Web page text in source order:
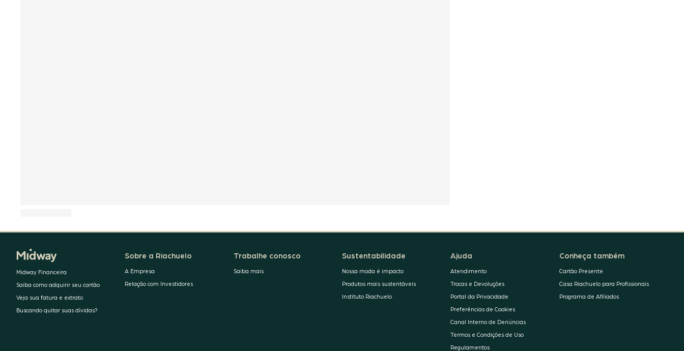
Midway Financeira
Saiba como adquirir seu cartão
Veja sua fatura e extrato
Buscando quitar suas dívidas?
Sobre a Riachuelo
A Empresa
Relação com Investidores
Trabalhe conosco
Saiba mais
Sustentabilidade
Nossa moda é impacto
Produtos mais sustentáveis
Instituto Riachuelo
Ajuda
Atendimento
Trocas e Devoluções
Portal da Privacidade
Preferências de Cookies
Canal Interno de Denúncias
Termos e Condições de Uso
Regulamentos
Conheça também
Cartão Presente
Casa Riachuelo para Profissionais
Programa de Afiliados